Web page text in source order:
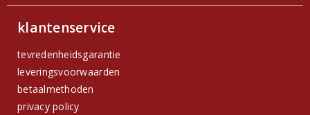
klantenservice
tevredenheidsgarantie
leveringsvoorwaarden
betaalmethoden
privacy policy